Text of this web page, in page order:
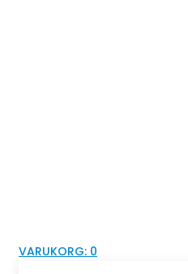
VARUKORG: 0